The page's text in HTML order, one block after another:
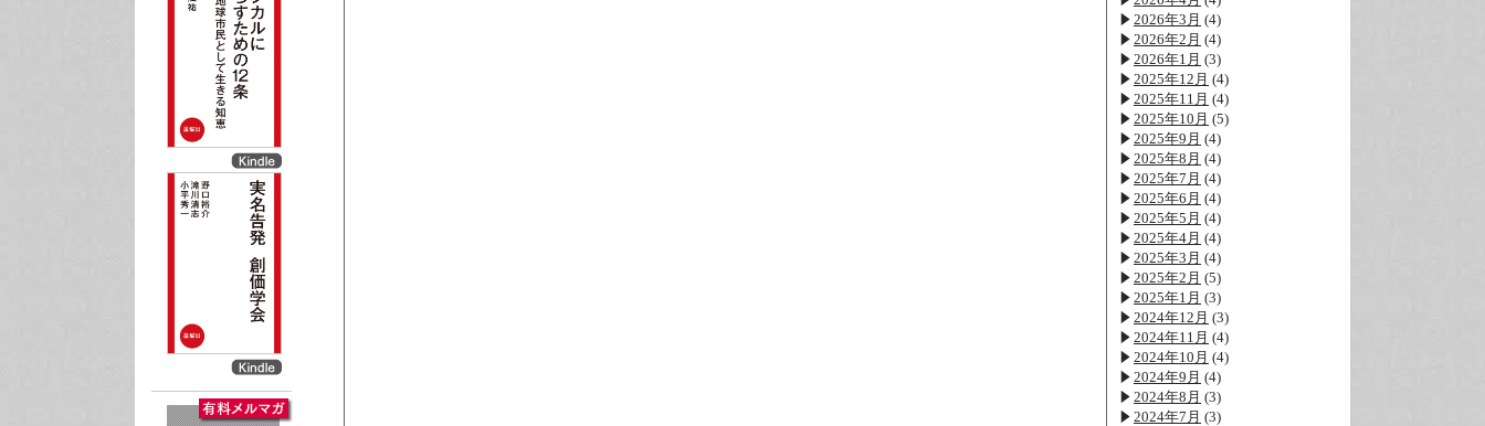
2026年3月 (4)
2026年2月 (4)
2026年1月 (3)
2025年12月 (4)
2025年11月 (4)
2025年10月 (5)
2025年9月 (4)
2025年8月 (4)
2025年7月 (4)
2025年6月 (4)
2025年5月 (4)
2025年4月 (4)
2025年3月 (4)
2025年2月 (5)
2025年1月 (3)
2024年12月 (3)
2024年11月 (4)
2024年10月 (4)
2024年9月 (4)
2024年8月 (3)
2024年7月 (3)